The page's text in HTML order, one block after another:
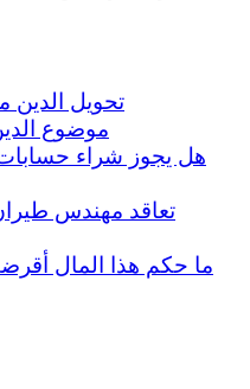
تحويل الدين
موضوع
هل يجوز شراء
تعاقد مهندس
ما حكم هذا المال